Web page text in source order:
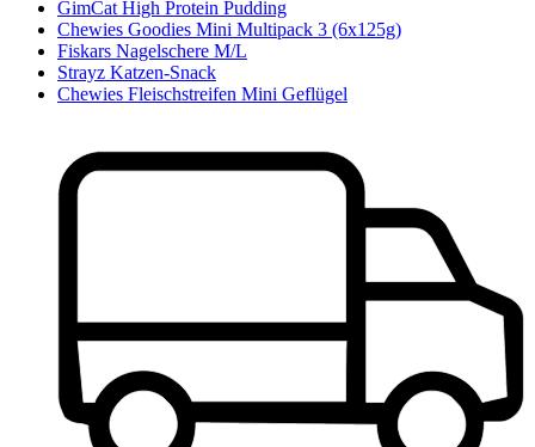
GimCat High Protein Pudding
Chewies Goodies Mini Multipack 3 (6x125g)
Fiskars Nagelschere M/L
Strayz Katzen-Snack
Chewies Fleischstreifen Mini Geflügel